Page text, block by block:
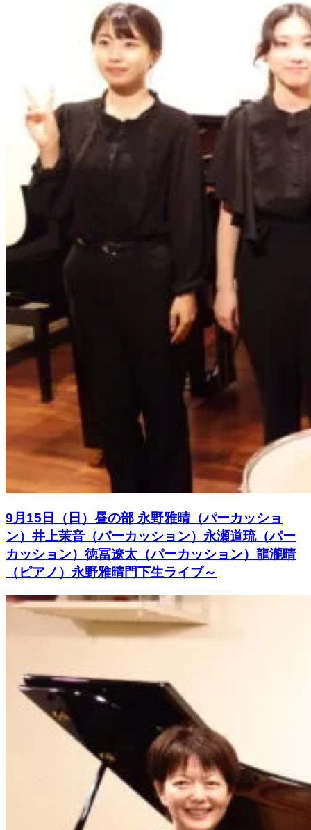
9月15日（日）昼の部 永野雅晴（パーカッショ
ン）井上茉音（パーカッション）永瀬道琉（パー
カッション）徳冨遼太（パーカッション）龍瀧晴
（ピアノ）永野雅晴門下生ライブ～